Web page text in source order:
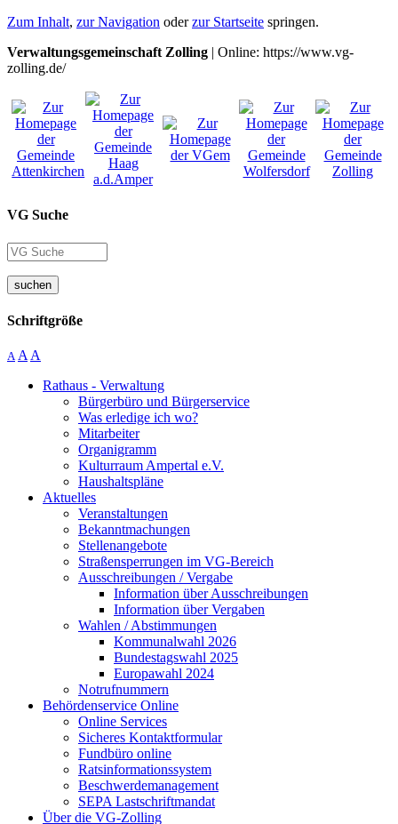
Zum Inhalt, zur Navigation oderzur Startseite springen.
Verwaltungsgemeinschaft Zolling | Online: https://www.vg-
zolling.de/
VG Suche
suchen
Schriftgröße
A A A
Rathaus - Verwaltung
Bürgerbüro und Bürgerservice
Was erledige ich wo?
Mitarbeiter
Organigramm
Kulturraum Ampertal e.V.
Haushaltspläne
Aktuelles
Veranstaltungen
Bekanntmachungen
Stellenangebote
Straßensperrungen im VG-Bereich
Ausschreibungen / Vergabe
Information über Ausschreibungen
Information über Vergaben
Wahlen / Abstimmungen
Kommunalwahl 2026
Bundestagswahl 2025
Europawahl 2024
Notrufnummern
Behördenservice Online
Online Services
Sicheres Kontaktformular
Fundbüro online
Ratsinformationssystem
Beschwerdemanagement
SEPA Lastschriftmandat
Über die VG-Zolling